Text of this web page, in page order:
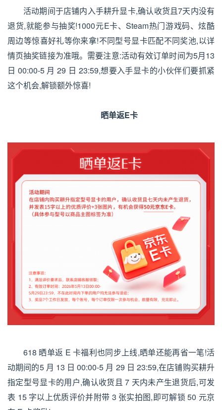
活动期间于店铺内入手耕升显卡,确认收货且7天内没有
退货,就能参与抽奖!1000元E卡、Steam热门游戏码、炫酷
周边等惊喜好礼等你来拿!不同型号显卡匹配不同奖池,以详
情页抽奖链接为准哦。需要注意:活动有效订单时间为5月13
日 00:00-5 月 29 日 23:59,想要入手显卡的小伙伴们要抓紧
这个机会,解锁额外惊喜!
晒单返E卡
618 晒单返 E 卡福利也同步上线,晒单还能再省一笔!活
动期间的5 月 13 日 00:00-5 月 29 日 23:59,在店铺购买耕升
指定型号显卡的用户,确认收货且 7 天内未产生退货后,可发
表 15 字以上优质评价并附带 3 张实拍图,即可解锁 50 元京